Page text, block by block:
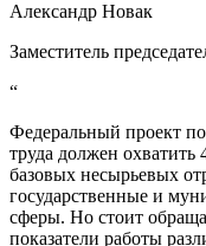
Александр Новак
Заместитель
“
Федеральный проект
труда должен
базовых несырьевых
государственные и
сферы. Но стоит
показатели работы